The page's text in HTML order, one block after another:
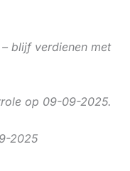
blijf verdienen met
op 09-09-2025.
2025